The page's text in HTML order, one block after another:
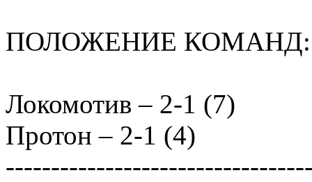
ПОЛОЖЕНИЕ КОМАНД:
Локомотив – 2-1 (7)
Протон – 2-1 (4)